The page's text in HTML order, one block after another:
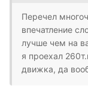
Перечел
впечатление
лучше чем на
я проехал
движка, да